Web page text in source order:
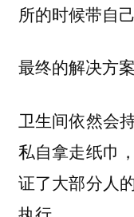
所的时候带自己
最终的解决方
卫生间依然会
私自拿走纸巾
证了大部分人